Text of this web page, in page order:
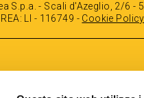
S.p.a. - Scali d'Azeglio, 2/6 -
LI - 116749 - Cookie Policy